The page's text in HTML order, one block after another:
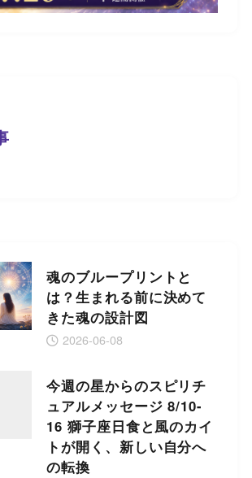
魂のブループリントと
は？生まれる前に決めて
きた魂の設計図
2026-06-08
今週の星からのスピリチ
ュアルメッセージ 8/10-
16 獅子座日食と風のカイ
トが開く、新しい自分へ
の転換